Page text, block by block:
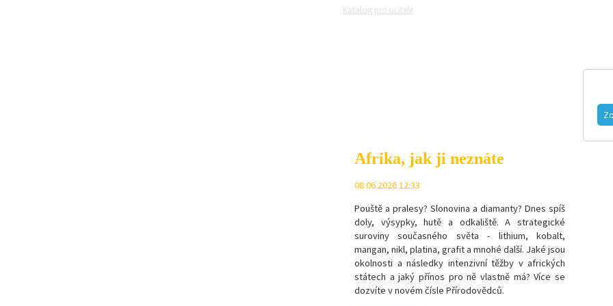
Katalog pro učitele
Afrika, jak ji neznáte
08.06.2026 12:33
Pouště a pralesy? Slonovina a diamanty? Dnes spíš
doly, výsypky, hutě a odkaliště. A strategické
suroviny současného světa - lithium, kobalt,
mangan, nikl, platina, grafit a mnohé další. Jaké jsou
okolnosti a následky intenzivní těžby v afrických
státech a jaký přínos pro ně vlastně má? Více se
dozvíte v novém čísle Přírodovědců.